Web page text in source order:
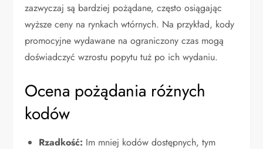
zazwyczaj są bardziej pożądane, często osiągając
wyższe ceny na rynkach wtórnych. Na przykład, kody
promocyjne wydawane na ograniczony czas mogą
doświadczyć wzrostu popytu tuż po ich wydaniu.
Ocena pożądania różnych
kodów
Rzadkość: Im mniej kodów dostępnych, tym